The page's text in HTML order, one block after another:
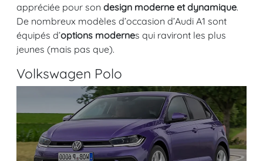
appréciée pour son design moderne et dynamique.
De nombreux modèles d’occasion d’Audi A1 sont
équipés d’options modernes qui raviront les plus
jeunes (mais pas que).
Volkswagen Polo